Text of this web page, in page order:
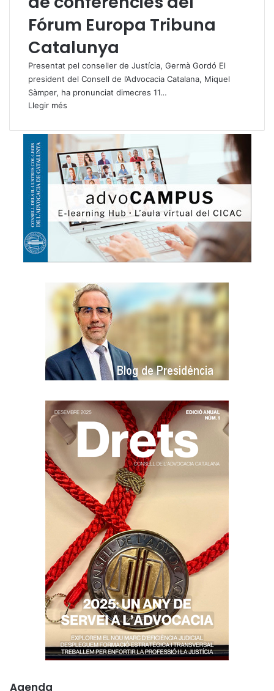
Fórum Europa Tribuna
Catalunya
Presentat pel conseller de Justícia, Germà Gordó El
president del Consell de l’Advocacia Catalana, Miquel
Sàmper, ha pronunciat dimecres 11…
Llegir més
Agenda